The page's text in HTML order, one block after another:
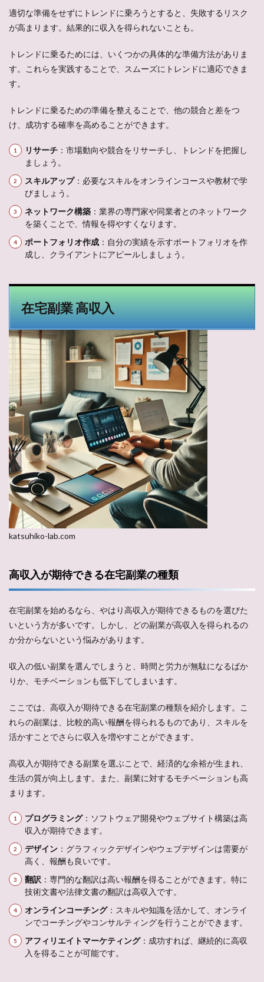
適切な準備をせずにトレンドに乗ろうとすると、失敗するリスク
が高まります。結果的に収入を得られないことも。
トレンドに乗るためには、いくつかの具体的な準備方法がありま
す。これらを実践することで、スムーズにトレンドに適応できま
す。
トレンドに乗るための準備を整えることで、他の競合と差をつ
け、成功する確率を高めることができます。
リサーチ ：市場動向や競合をリサーチし、トレンドを把握し
ましょう。
スキルアップ：必要なスキルをオンラインコースや教材で学
びましょう。
ネットワーク構築 ：業界の専門家や同業者とのネットワーク
を築くことで、情報を得やすくなります。
ポートフォリオ作成 ：自分の実績を示すポートフォリオを作
成し、クライアントにアピールしましょう。
在宅副業 高収入
katsuhiko-lab.com
高収入が期待できる在宅副業の種類
在宅副業を始めるなら、やはり高収入が期待できるものを選びた
いという方が多いです。しかし、どの副業が高収入を得られるの
か分からないという悩みがあります。
収入の低い副業を選んでしまうと、時間と労力が無駄になるばか
りか、モチベーションも低下してしまいます。
ここでは、高収入が期待できる在宅副業の種類を紹介します。こ
れらの副業は、比較的高い報酬を得られるものであり、スキルを
活かすことでさらに収入を増やすことができます。
高収入が期待できる副業を選ぶことで、経済的な余裕が生まれ、
生活の質が向上します。また、副業に対するモチベーションも高
まります。
プログラミング：ソフトウェア開発やウェブサイト構築は高
収入が期待できます。
デザイン ：グラフィックデザインやウェブデザインは需要が
高く、報酬も良いです。
翻訳 ：専門的な翻訳は高い報酬を得ることができます。特に
技術文書や法律文書の翻訳は高収入です。
オンラインコーチング：スキルや知識を活かして、オンライ
ンでコーチングやコンサルティングを行うことができます。
アフィリエイトマーケティング：成功すれば、継続的に高収
入を得ることが可能です。